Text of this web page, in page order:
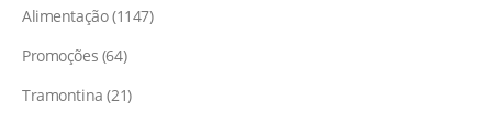
Alimentação 1147
Promoções 64
Tramontina 21